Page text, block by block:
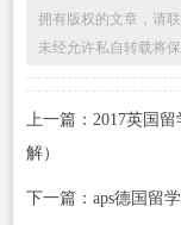
拥有版权的文章，请联
未经允许私自转载将
上一篇：2017英国
解）
下一篇：aps德国留